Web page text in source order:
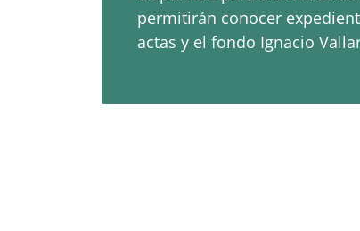
permitirán conocer
actas y el fondo Ignacio